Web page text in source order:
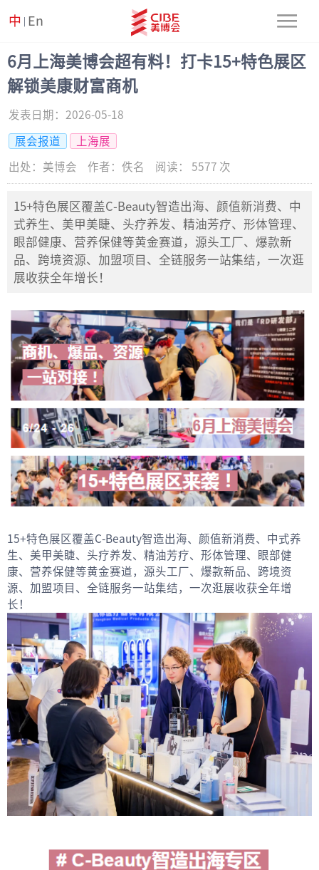
中 En
6月上海美博会超有料！打卡15+特色展区
解锁美康财富商机
发表日期： 2026-05-18
展会报道 上海展
出处： 美博会 作者： 佚名 阅读： 5577 次
15+特色展区覆盖C-Beauty智造出海、颜值新消费、中
式养生、美甲美睫、头疗养发、精油芳疗、形体管理、
眼部健康、营养保健等黄金赛道，源头工厂、爆款新
品、跨境资源、加盟项目、全链服务一站集结，一次逛
展收获全年增长！
15+特色展区覆盖C-Beauty智造出海、颜值新消费、中式养
生、美甲美睫、头疗养发、精油芳疗、形体管理、眼部健
康、营养保健等黄金赛道，源头工厂、爆款新品、跨境资
源、加盟项目、全链服务一站集结，一次逛展收获全年增
长！